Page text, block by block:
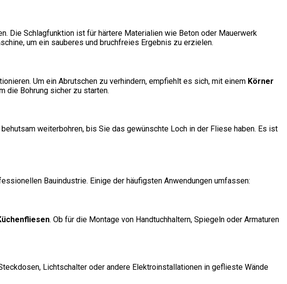
Die Schlagfunktion ist für härtere Materialien wie Beton oder Mauerwerk
um ein sauberes und bruchfreies Ergebnis zu erzielen.
Um ein Abrutschen zu verhindern, empfiehlt es sich, mit einem Körner
die Bohrung sicher zu starten.
weiterbohren, bis Sie das gewünschte Loch in der Fliese haben. Es ist
Bauindustrie. Einige der häufigsten Anwendungen umfassen:
. Ob für die Montage von Handtuchhaltern, Spiegeln oder Armaturen
Lichtschalter oder andere Elektroinstallationen in geflieste Wände